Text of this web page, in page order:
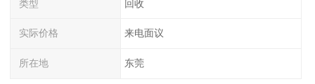
类型 回收
实际价格 来电面议
所在地 东莞